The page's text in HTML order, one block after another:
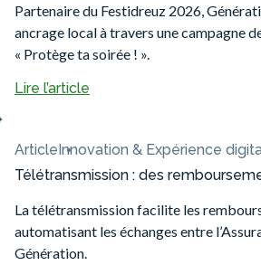
Partenaire du Festidreuz 2026,
ancrage local à travers une campagne
« Protège ta soirée ! ».
Lire l’article
ArticleInnovation & Expérience
Télétransmission : des
La télétransmission facilite les
automatisant les échanges entre
Génération.